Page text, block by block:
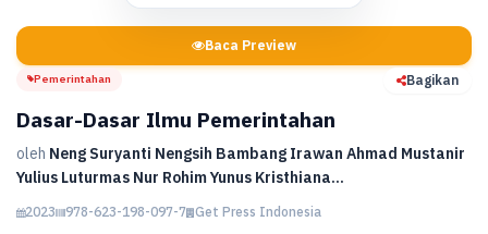
Baca Preview
Pemerintahan Bagikan
Dasar-Dasar Ilmu Pemerintahan
oleh Neng Suryanti Nengsih Bambang Irawan Ahmad Mustanir
Yulius Luturmas Nur Rohim Yunus Kristhiana...
2023 978-623-198-097-7 Get Press Indonesia